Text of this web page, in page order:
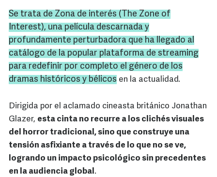
Se trata de Zona de interés (The Zone of
Interest), una película descarnada y
profundamente perturbadora que ha llegado al
catálogo de la popular plataforma de streaming
para redefinir por completo el género de los
dramas históricos y bélicos en la actualidad.
Dirigida por el aclamado cineasta británico Jonathan
Glazer, esta cinta no recurre a los clichés visuales
del horror tradicional, sino que construye una
tensión asfixiante a través de lo que no se ve,
logrando un impacto psicológico sin precedentes
en la audiencia global.